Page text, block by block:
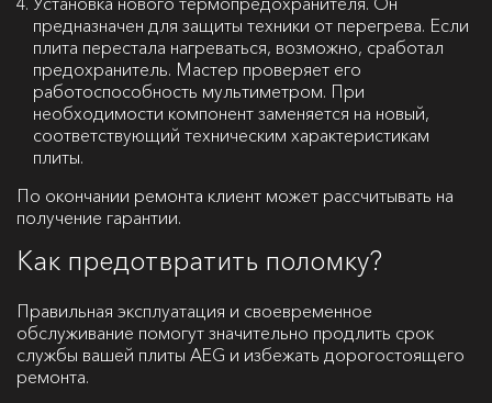
предназначен для защиты техники от перегрева. Если
плита перестала нагреваться, возможно, сработал
предохранитель. Мастер проверяет его
работоспособность мультиметром. При
необходимости компонент заменяется на новый,
соответствующий техническим характеристикам
плиты.
По окончании ремонта клиент может рассчитывать на
получение гарантии.
Как предотвратить поломку?
Правильная эксплуатация и своевременное
обслуживание помогут значительно продлить срок
службы вашей плиты AEG и избежать дорогостоящего
ремонта.